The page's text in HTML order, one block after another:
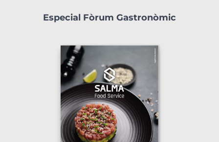
Especial Fòrum Gastronòmic